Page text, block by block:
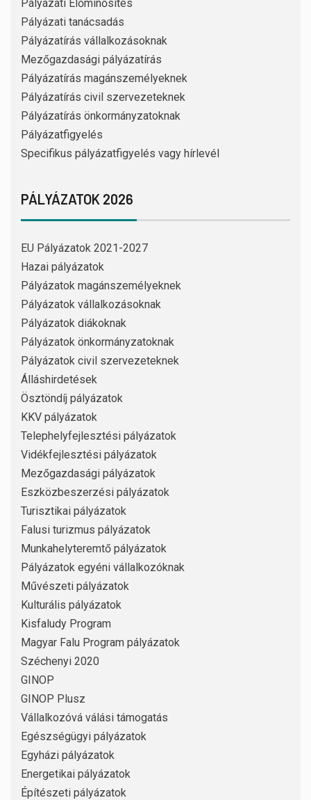
Pályázati Előminősítés
Pályázati tanácsadás
Pályázatírás vállalkozásoknak
Mezőgazdasági pályázatírás
Pályázatírás magánszemélyeknek
Pályázatírás civil szervezeteknek
Pályázatírás önkormányzatoknak
Pályázatfigyelés
Specifikus pályázatfigyelés vagy hírlevél
PÁLYÁZATOK 2026
EU Pályázatok 2021-2027
Hazai pályázatok
Pályázatok magánszemélyeknek
Pályázatok vállalkozásoknak
Pályázatok diákoknak
Pályázatok önkormányzatoknak
Pályázatok civil szervezeteknek
Álláshirdetések
Ösztöndíj pályázatok
KKV pályázatok
Telephelyfejlesztési pályázatok
Vidékfejlesztési pályázatok
Mezőgazdasági pályázatok
Eszközbeszerzési pályázatok
Turisztikai pályázatok
Falusi turizmus pályázatok
Munkahelyteremtő pályázatok
Pályázatok egyéni vállalkozóknak
Művészeti pályázatok
Kulturális pályázatok
Kisfaludy Program
Magyar Falu Program pályázatok
Széchenyi 2020
GINOP
GINOP Plusz
Vállalkozóvá válási támogatás
Egészségügyi pályázatok
Egyházi pályázatok
Energetikai pályázatok
Építészeti pályázatok